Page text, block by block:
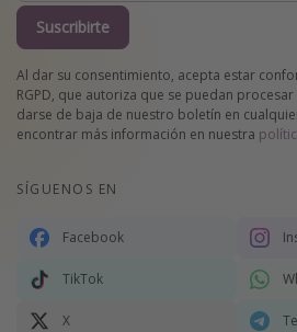
Suscribirte
Al dar su consentimiento, acepta estar
RGPD, que autoriza que se puedan procesar
darse de baja de nuestro boletín en
encontrar más información en nuestra
SÍGUENOS EN
Facebook
TikTok
X